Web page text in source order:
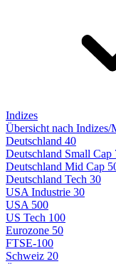
Indizes
Übersicht nach Indizes/
Deutschland 40
Deutschland Small Cap
Deutschland Mid Cap
Deutschland Tech 30
USA Industrie 30
USA 500
US Tech 100
Eurozone 50
FTSE-100
Schweiz 20